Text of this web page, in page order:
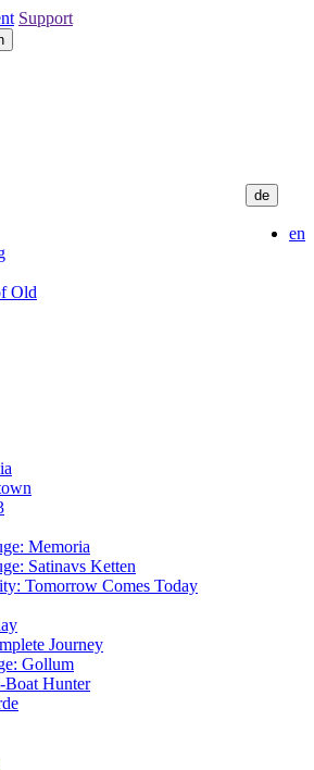
Support
de
en
Old
Memoria
Satinavs Ketten
Tomorrow Comes Today
Journey
Gollum
Boat Hunter